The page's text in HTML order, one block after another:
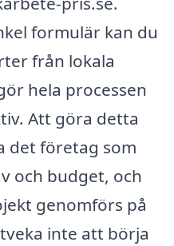
formulär kan du
från lokala
hela processen
Att göra detta
det företag som
och budget, och
genomförs på
inte att börja